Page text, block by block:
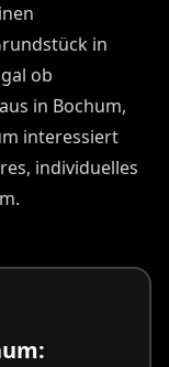
in
ob
in Bochum,
interessiert
individuelles